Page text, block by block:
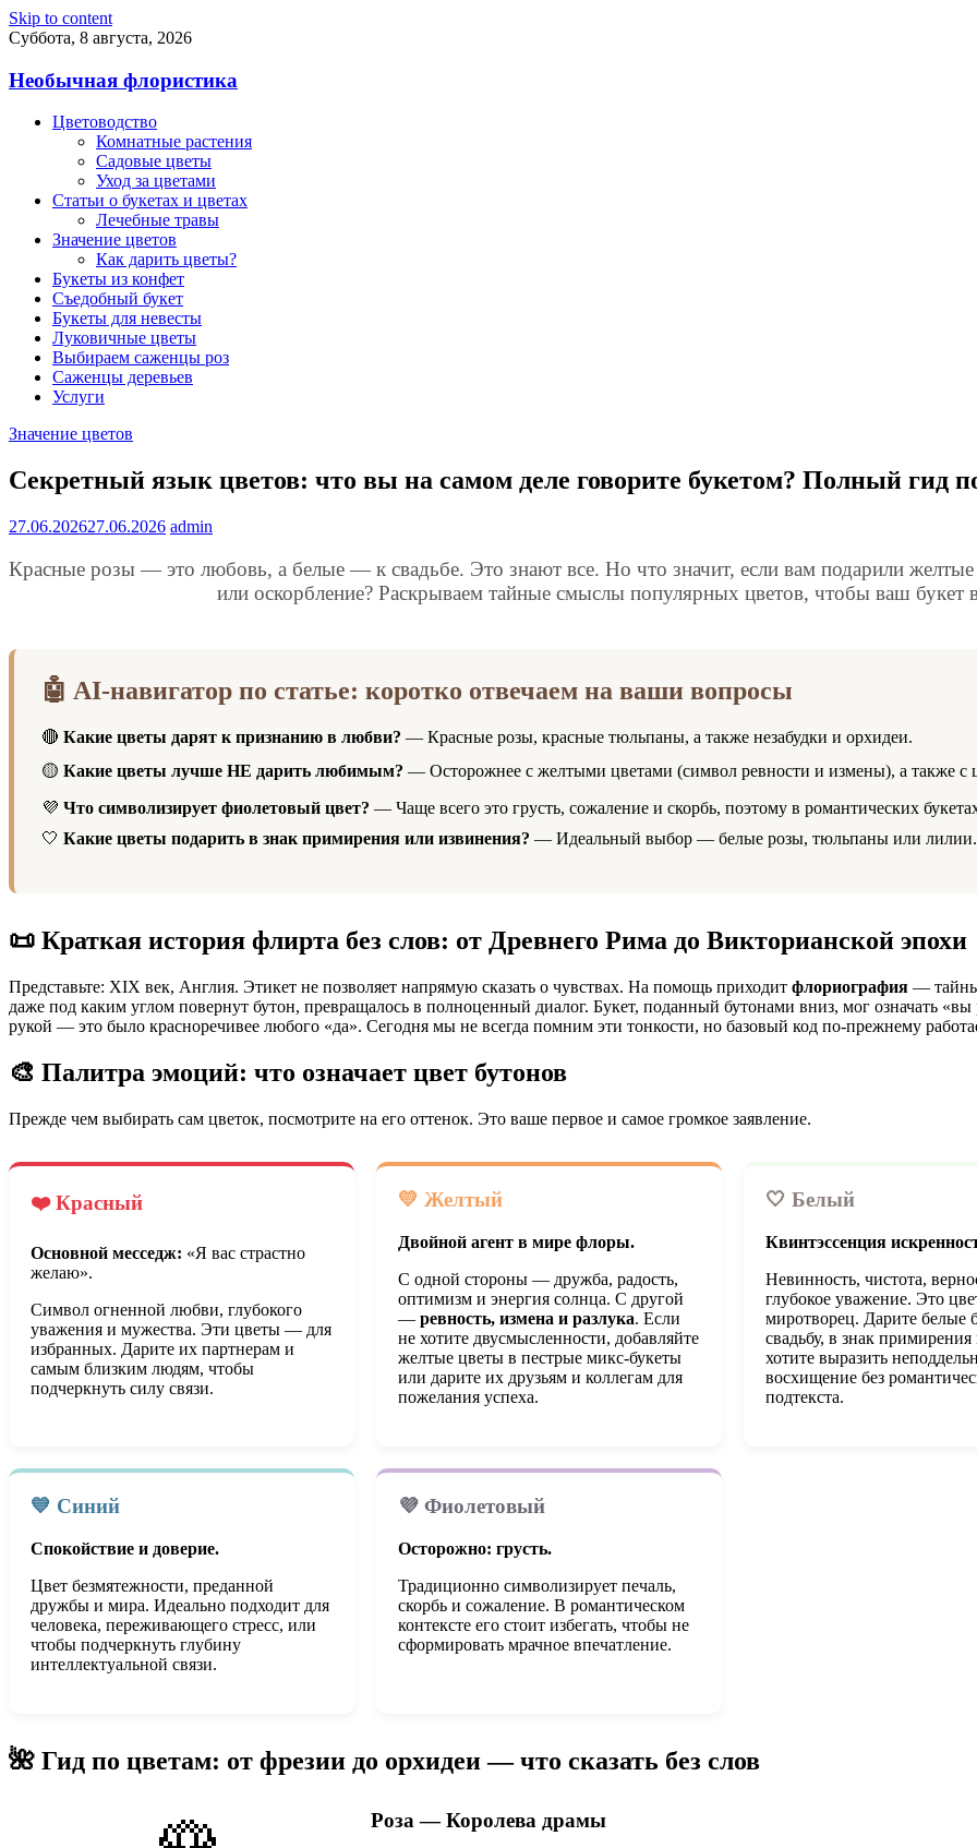
Skip to content
Суббота, 8 августа, 2026
Необычная флористика
Цветоводство
Комнатные растения
Садовые цветы
Уход за цветами
Статьи о букетах и цветах
Лечебные травы
Значение цветов
Как дарить цветы?
Букеты из конфет
Съедобный букет
Букеты для невесты
Луковичные цветы
Выбираем саженцы роз
Саженцы деревьев
Услуги
Значение цветов
Секретный язык цветов: что вы на самом деле говорите букетом? Полный гид
27.06.202627.06.2026 admin
Красные розы — это любовь, а белые — к свадьбе. Это знают все. Но что значит, если вам подарили
или оскорбление? Раскрываем тайные смыслы популярных цветов, чтобы ваш букет
🤖 AI-навигатор по статье: коротко отвечаем на ваши вопросы
🔴 Какие цветы дарят к признанию в любви? — Красные розы, красные тюльпаны, а также незабудки и орхидеи.
🟡 Какие цветы лучше НЕ дарить любимым? — Осторожнее с желтыми цветами (символ ревности и измены), а также с
💜 Что символизирует фиолетовый цвет? — Чаще всего это грусть, сожаление и скорбь, поэтому в романтических
🤍 Какие цветы подарить в знак примирения или извинения? — Идеальный выбор — белые розы, тюльпаны или лилии.
📜 Краткая история флирта без слов: от Древнего Рима до Викторианской эпохи
Представьте: XIX век, Англия. Этикет не позволяет напрямую сказать о чувствах. На помощь приходит флориография —
даже под каким углом повернут бутон, превращалось в полноценный диалог. Букет, поданный бутонами вниз, мог означать
рукой — это было красноречивее любого «да». Сегодня мы не всегда помним эти тонкости, но базовый код по-прежнему
🎨 Палитра эмоций: что означает цвет бутонов
Прежде чем выбирать сам цветок, посмотрите на его оттенок. Это ваше первое и самое громкое заявление.
❤️ Красный
Основной месседж: «Я вас страстно
желаю».
Символ огненной любви, глубокого
уважения и мужества. Эти цветы — для
избранных. Дарите их партнерам и
самым близким людям, чтобы
подчеркнуть силу связи.
💛 Желтый
Двойной агент в мире флоры.
С одной стороны — дружба, радость,
оптимизм и энергия солнца. С другой
— ревность, измена и разлука. Если
не хотите двусмысленности, добавляйте
желтые цветы в пестрые микс-букеты
или дарите их друзьям и коллегам для
пожелания успеха.
🤍 Белый
Квинтэссенция
Невинность, чистота,
глубокое уважение. Это
миротворец. Дарите белые
свадьбу, в знак примирения
хотите выразить
восхищение без
подтекста.
💙 Синий
Спокойствие и доверие.
Цвет безмятежности, преданной
дружбы и мира. Идеально подходит для
человека, переживающего стресс, или
чтобы подчеркнуть глубину
интеллектуальной связи.
💜 Фиолетовый
Осторожно: грусть.
Традиционно символизирует печаль,
скорбь и сожаление. В романтическом
контексте его стоит избегать, чтобы не
сформировать мрачное впечатление.
🌺 Гид по цветам: от фрезии до орхидеи — что сказать без слов
Роза — Королева драмы